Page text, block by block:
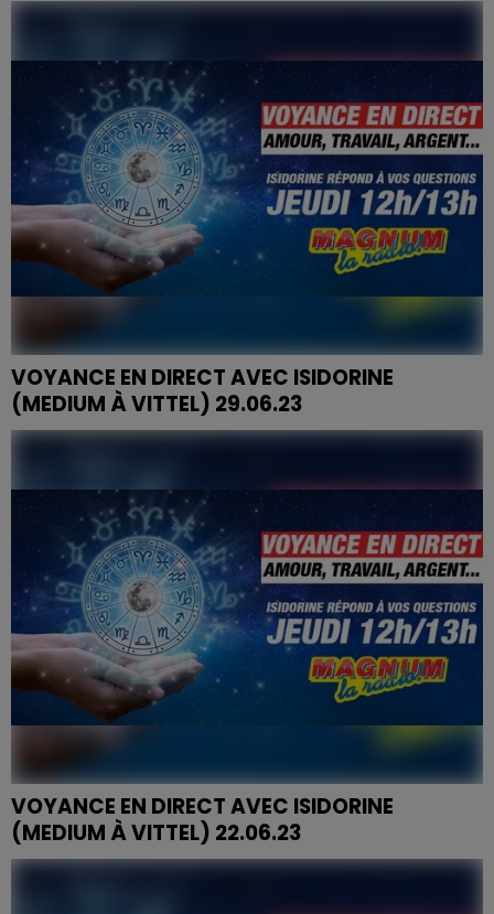
VOYANCE EN DIRECT AVEC ISIDORINE
(MEDIUM À VITTEL) 29.06.23
VOYANCE EN DIRECT AVEC ISIDORINE
(MEDIUM À VITTEL) 22.06.23